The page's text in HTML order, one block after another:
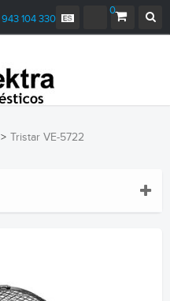
0
943 104 330
> Tristar VE-5722